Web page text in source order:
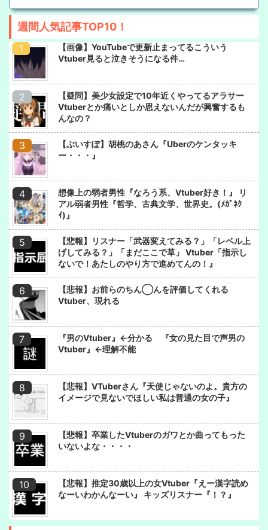
週間人気記事TOP10！
【画像】YouTubeで更新止まってるこういう
Vtuber見ると泣きそうになる件…
【疑問】美少女設定で10年近くやってるアラサー
Vtuberとか痛いとしか思えないんだが興奮するも
んなの？
【ぶいすぽ】胡桃のあさん『Uberのケンタッキ
ー・・・』
想像上の弱者男性『なろう系、Vtuber好き！』 リ
アル弱者男性『哲学、古典文学、世界史。(ﾒｶﾞﾈｸ
ｲ)』
【悲報】リスナー「武器変えてみる？」「レベル上
げしてみる？」「まだここで草」 Vtuber「指示し
ないで！あたしのやり方で進めてんの！』
【悲報】お前らのちん◯んを評価してくれる
Vtuber、現れる
『男のVtuber』←分かる 『女の見た目で声男の
Vtuber』←理解不能
【悲報】VTuberさん『天使じゃないのよ。貴方の
イメージで見ないでほしい私は普通の女の子』
【悲報】卒業したVtuberのガワとか曲ってもった
いないよな・・・・
【悲報】推定30歳以上の女Vtuber『えー漢字読め
なーいわかんなーい』 キッズリスナー『！？』